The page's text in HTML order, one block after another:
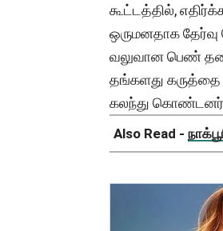
கூட்டத்தில்,
ஒருமனதாக
வலுவான பெண்
தங்களது கருத்தை
கலந்து
Also Read -